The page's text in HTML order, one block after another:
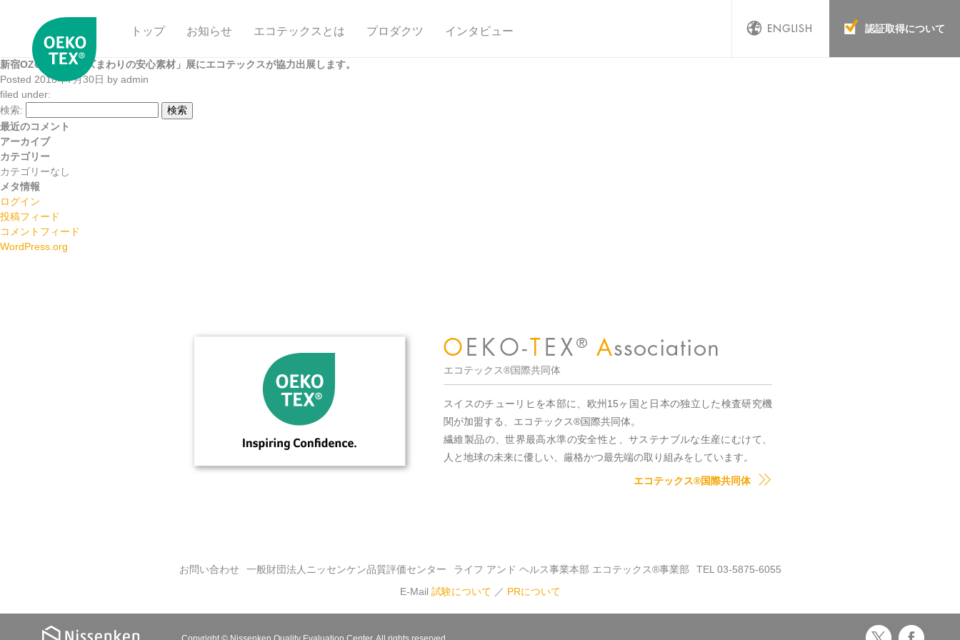
トップ お知らせ エコテックスとは プロダクツ インタビュー 認証取得について
新宿OZONE「キッズまわりの安心素材」展にエコテックスが協力出展します。
Posted 2018年7月30日 by admin
filed under:
検索:
検索
最近のコメント
アーカイブ
カテゴリー
カテゴリーなし
メタ情報
ログイン
投稿フィード
コメントフィード
WordPress.org
エコテックス®国際共同体
スイスのチューリヒを本部に、欧州15ヶ国と日本の独立した検査研究機
関が加盟する、エコテックス®国際共同体。
繊維製品の、世界最高水準の安全性と、サステナブルな生産にむけて、
人と地球の未来に優しい、厳格かつ最先端の取り組みをしています。
エコテックス®国際共同体
お問い合わせ 一般財団法人ニッセンケン品質評価センター ライフ アンド ヘルス事業本部 エコテックス®事業部
TEL 03-5875-6055
E-Mail 試験について ／ PRについて